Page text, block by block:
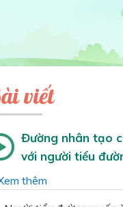
viết
Đường nhân tạo
với người tiểu
thêm